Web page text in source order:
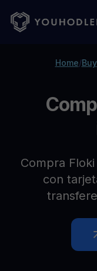
Home/Buy
Compra
con